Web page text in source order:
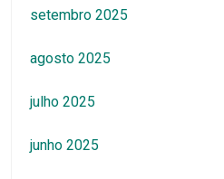
setembro 2025
agosto 2025
julho 2025
junho 2025